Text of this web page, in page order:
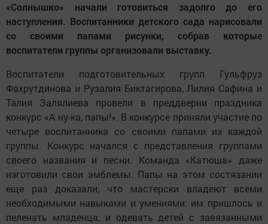
«Солнышко» начали готовиться задолго до его
наступления. Воспитанники детского сада нарисовали
со своими папами рисунки, собрав которые
воспитатели группы организовали выставку.
Воспитатели подготовительных групп Гульфруз
Фахрутдинова и Рузалия Биктагирова, Лилия Сафина и
Талия Залялиева провели в преддверии праздника
конкурс «А ну-ка, папы!». В конкурсе приняли участие по
четыре воспитанника со своими папами из каждой
группы. Конкурс начался с представления группами
своего названия и песни. Команда «Катюша» даже
изготовили свои эмблемы. Папы на этом состязании
еще раз доказали, что мастерски владеют всеми
необходимыми навыками и умениями: им пришлось и
пеленать младенца, и одевать детей с завязанными